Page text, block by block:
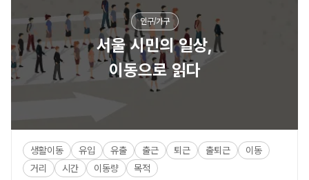
인구/가구
서울 시민의 일상,
이동으로 읽다
생활이동 유입 유출 출근 퇴근 출퇴근
이동
거리
시간 이동량 목적